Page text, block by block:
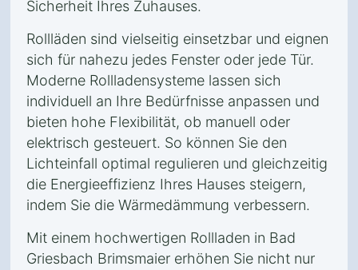
Sicherheit Ihres Zuhauses.
Rollläden sind vielseitig einsetzbar und eignen
sich für nahezu jedes Fenster oder jede Tür.
Moderne Rollladensysteme lassen sich
individuell an Ihre Bedürfnisse anpassen und
bieten hohe Flexibilität, ob manuell oder
elektrisch gesteuert. So können Sie den
Lichteinfall optimal regulieren und gleichzeitig
die Energieeffizienz Ihres Hauses steigern,
indem Sie die Wärmedämmung verbessern.
Mit einem hochwertigen Rollladen in Bad
Griesbach Brimsmaier erhöhen Sie nicht nur